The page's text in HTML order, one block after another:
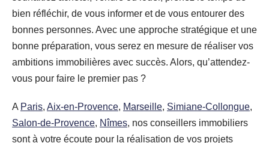
bien réfléchir, de vous informer et de vous entourer des
bonnes personnes. Avec une approche stratégique et une
bonne préparation, vous serez en mesure de réaliser vos
ambitions immobilières avec succès. Alors, qu’attendez-
vous pour faire le premier pas ?
A Paris, Aix-en-Provence, Marseille, Simiane-Collongue,
Salon-de-Provence, Nîmes, nos conseillers immobiliers
sont à votre écoute pour la réalisation de vos projets